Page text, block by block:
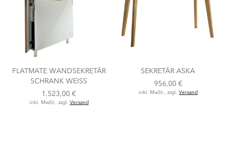
FLATMATE WANDSEKRETÄR
SCHRANK WEISS
1.523,00 €
inkl. MwSt., zzgl. Versand
SEKRETÄR ASKA
956,00 €
inkl. MwSt., zzgl.Versand